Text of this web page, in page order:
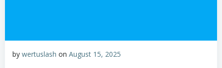
by wertuslash on August 15, 2025